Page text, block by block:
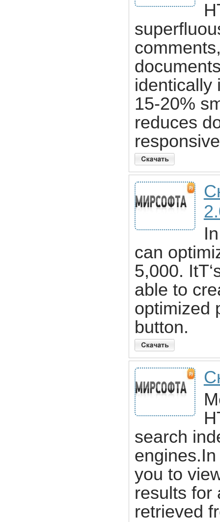
identically
15-20%
reduces
can
5,000.
able to
optimized
button.
search
you to
results for
retrieved